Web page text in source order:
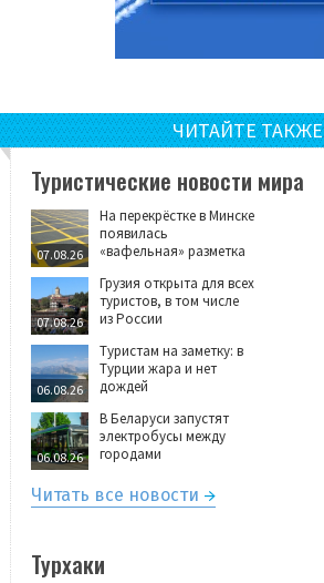
ЧИТАЙТЕ ТАКЖЕ
Туристические новости мира
07.08.26
На перекрёстке в Минске
появилась
«вафельная» разметка
07.08.26
Грузия открыта для всех
туристов, в том числе
из России
06.08.26
Туристам на заметку: в
Турции жара и нет
дождей
06.08.26
В Беларуси запустят
электробусы между
городами
Читать все новости
Турхаки